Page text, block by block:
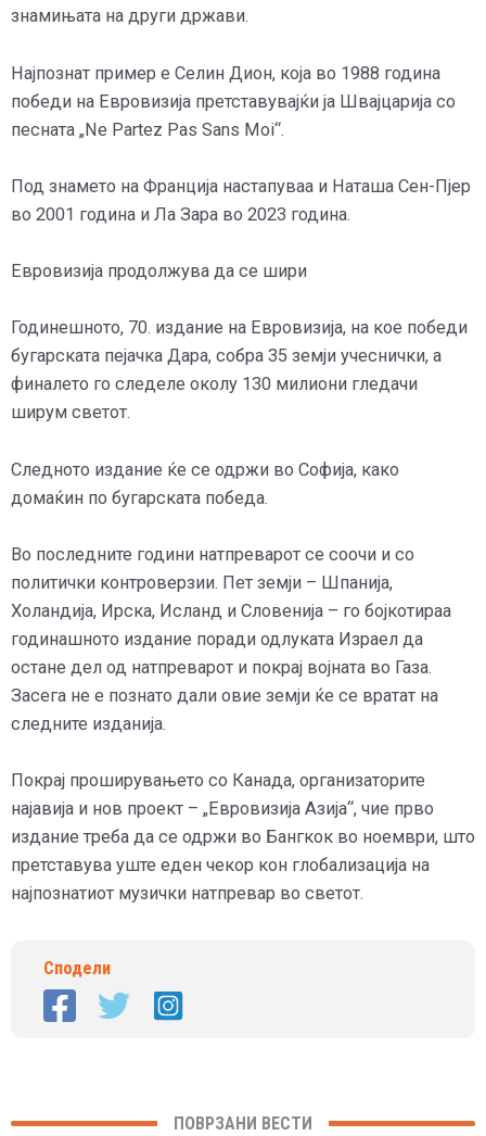
знамињата на други држави.
Најпознат пример е Селин Дион, која во 1988 година
победи на Евровизија претставувајќи ја Швајцарија со
песната „Ne Partez Pas Sans Moi“.
Под знамето на Франција настапуваа и Наташа Сен-Пјер
во 2001 година и Ла Зара во 2023 година.
Евровизија продолжува да се шири
Годинешното, 70. издание на Евровизија, на кое победи
бугарската пејачка Дара, собра 35 земји учеснички, а
финалето го следеле околу 130 милиони гледачи
ширум светот.
Следното издание ќе се одржи во Софија, како
домаќин по бугарската победа.
Во последните години натпреварот се соочи и со
политички контроверзии. Пет земји – Шпанија,
Холандија, Ирска, Исланд и Словенија – го бојкотираа
годинашното издание поради одлуката Израел да
остане дел од натпреварот и покрај војната во Газа.
Засега не е познато дали овие земји ќе се вратат на
следните изданија.
Покрај проширувањето со Канада, организаторите
најавија и нов проект – „Евровизија Азија“, чие прво
издание треба да се одржи во Бангкок во ноември, што
претставува уште еден чекор кон глобализација на
најпознатиот музички натпревар во светот.
Сподели
ПОВРЗАНИ ВЕСТИ